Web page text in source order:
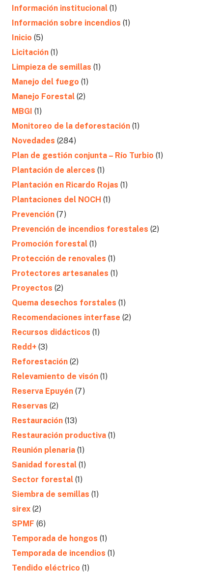
Información institucional (1)
Información sobre incendios (1)
Inicio (5)
Licitación (1)
Limpieza de semillas (1)
Manejo del fuego (1)
Manejo Forestal (2)
MBGI (1)
Monitoreo de la deforestación (1)
Novedades (284)
Plan de gestión conjunta – Río Turbio (1)
Plantación de alerces (1)
Plantación en Ricardo Rojas (1)
Plantaciones del NOCH (1)
Prevención (7)
Prevención de incendios forestales (2)
Promoción forestal (1)
Protección de renovales (1)
Protectores artesanales (1)
Proyectos (2)
Quema desechos forstales (1)
Recomendaciones interfase (2)
Recursos didácticos (1)
Redd+ (3)
Reforestación (2)
Relevamiento de visón (1)
Reserva Epuyén (7)
Reservas (2)
Restauración (13)
Restauración productiva (1)
Reunión plenaria (1)
Sanidad forestal (1)
Sector forestal (1)
Siembra de semillas (1)
sirex (2)
SPMF (6)
Temporada de hongos (1)
Temporada de incendios (1)
Tendido eléctrico (1)